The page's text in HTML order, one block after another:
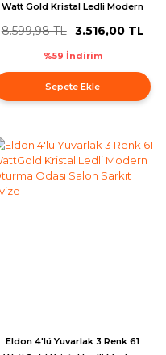
Watt Gold Kristal Ledli Modern
8.599,98 TL 3.516,00 TL
%59 İndirim
Sepete Ekle
Eldon 4'lü Yuvarlak 3 Renk 61